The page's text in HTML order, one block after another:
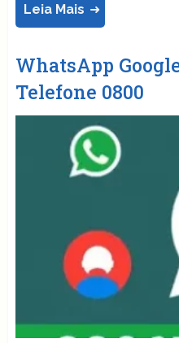
Leia Mais
WhatsApp
Telefone 0800